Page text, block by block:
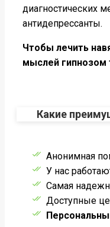
диагностических
антидепрессанты.
Чтобы лечить
мыслей гипнозом
Какие
Анонимная
У нас
Самая
Доступные